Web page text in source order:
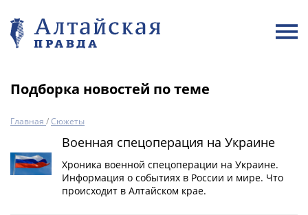
Подборка новостей по теме
Главная /Сюжеты
Военная спецоперация на Украине
Хроника военной спецоперации на Украине.
Информация о событиях в России и мире. Что
происходит в Алтайском крае.